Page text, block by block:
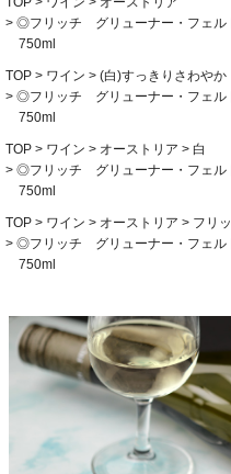
◎フリッチ グリューナー・フェル
750ml
TOP ワイン
(白)すっきりさわやか
◎フリッチ グリューナー・フェル
750ml
TOP ワイン オーストリア
白
◎フリッチ グリューナー・フェル
750ml
TOP ワイン オーストリア
フリ
◎フリッチ グリューナー・フェル
750ml